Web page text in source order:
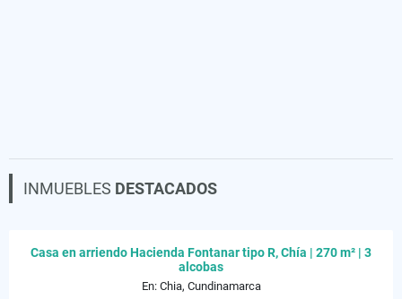
INMUEBLES DESTACADOS
Casa en arriendo Hacienda Fontanar tipo R, Chía | 270 m² | 3
alcobas
En: Chia, Cundinamarca